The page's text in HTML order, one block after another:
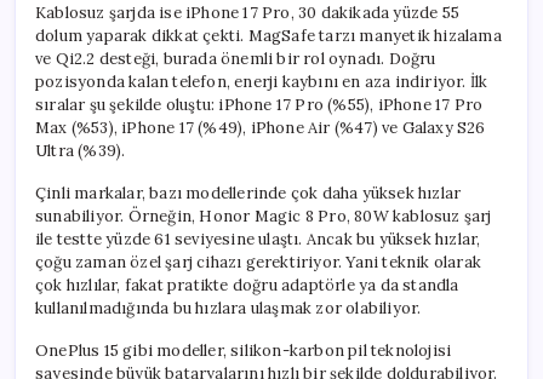
Kablosuz şarjda ise iPhone 17 Pro, 30 dakikada yüzde 55
dolum yaparak dikkat çekti. MagSafe tarzı manyetik hizalama
ve Qi2.2 desteği, burada önemli bir rol oynadı. Doğru
pozisyonda kalan telefon, enerji kaybını en aza indiriyor. İlk
sıralar şu şekilde oluştu: iPhone 17 Pro (%55), iPhone 17 Pro
Max (%53), iPhone 17 (%49), iPhone Air (%47) ve Galaxy S26
Ultra (%39).
Çinli markalar, bazı modellerinde çok daha yüksek hızlar
sunabiliyor. Örneğin, Honor Magic 8 Pro, 80W kablosuz şarj
ile testte yüzde 61 seviyesine ulaştı. Ancak bu yüksek hızlar,
çoğu zaman özel şarj cihazı gerektiriyor. Yani teknik olarak
çok hızlılar, fakat pratikte doğru adaptörle ya da standla
kullanılmadığında bu hızlara ulaşmak zor olabiliyor.
OnePlus 15 gibi modeller, silikon-karbon pil teknolojisi
sayesinde büyük bataryalarını hızlı bir şekilde doldurabiliyor.